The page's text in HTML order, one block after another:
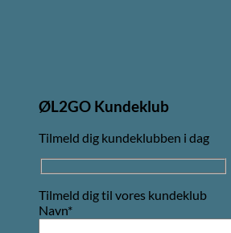
ØL2GO Kundeklub
Tilmeld dig kundeklubben i dag
Tilmeld dig til vores kundeklub
Navn*